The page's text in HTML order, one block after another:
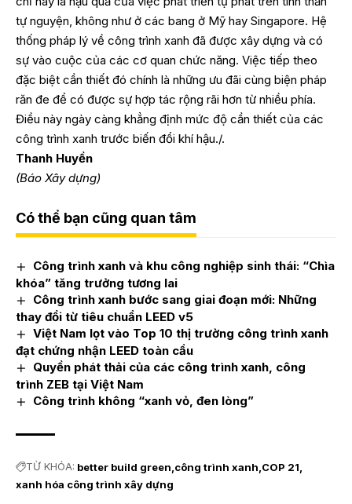
tự nguyện, không như ở các bang ở Mỹ hay Singapore. Hệ
thống pháp lý về công trình xanh đã được xây dựng và có
sự vào cuộc của các cơ quan chức năng. Việc tiếp theo
đặc biệt cần thiết đó chính là những ưu đãi cùng biện pháp
răn đe để có được sự hợp tác rộng rãi hơn từ nhiều phía.
Điều này ngày càng khẳng định mức độ cần thiết của các
công trình xanh trước biến đổi khí hậu./.
Thanh Huyền
(Báo Xây dựng)
Có thể bạn cũng quan tâm
Công trình xanh và khu công nghiệp sinh thái: “Chìa
khóa” tăng trưởng tương lai
Công trình xanh bước sang giai đoạn mới: Những
thay đổi từ tiêu chuẩn LEED v5
Việt Nam lọt vào Top 10 thị trường công trình xanh
đạt chứng nhận LEED toàn cầu
Quyền phát thải của các công trình xanh, công
trình ZEB tại Việt Nam
Công trình không “xanh vỏ, đen lòng”
TỪ KHÓA: better build green công trình xanh COP 21
xanh hóa công trình xây dựng